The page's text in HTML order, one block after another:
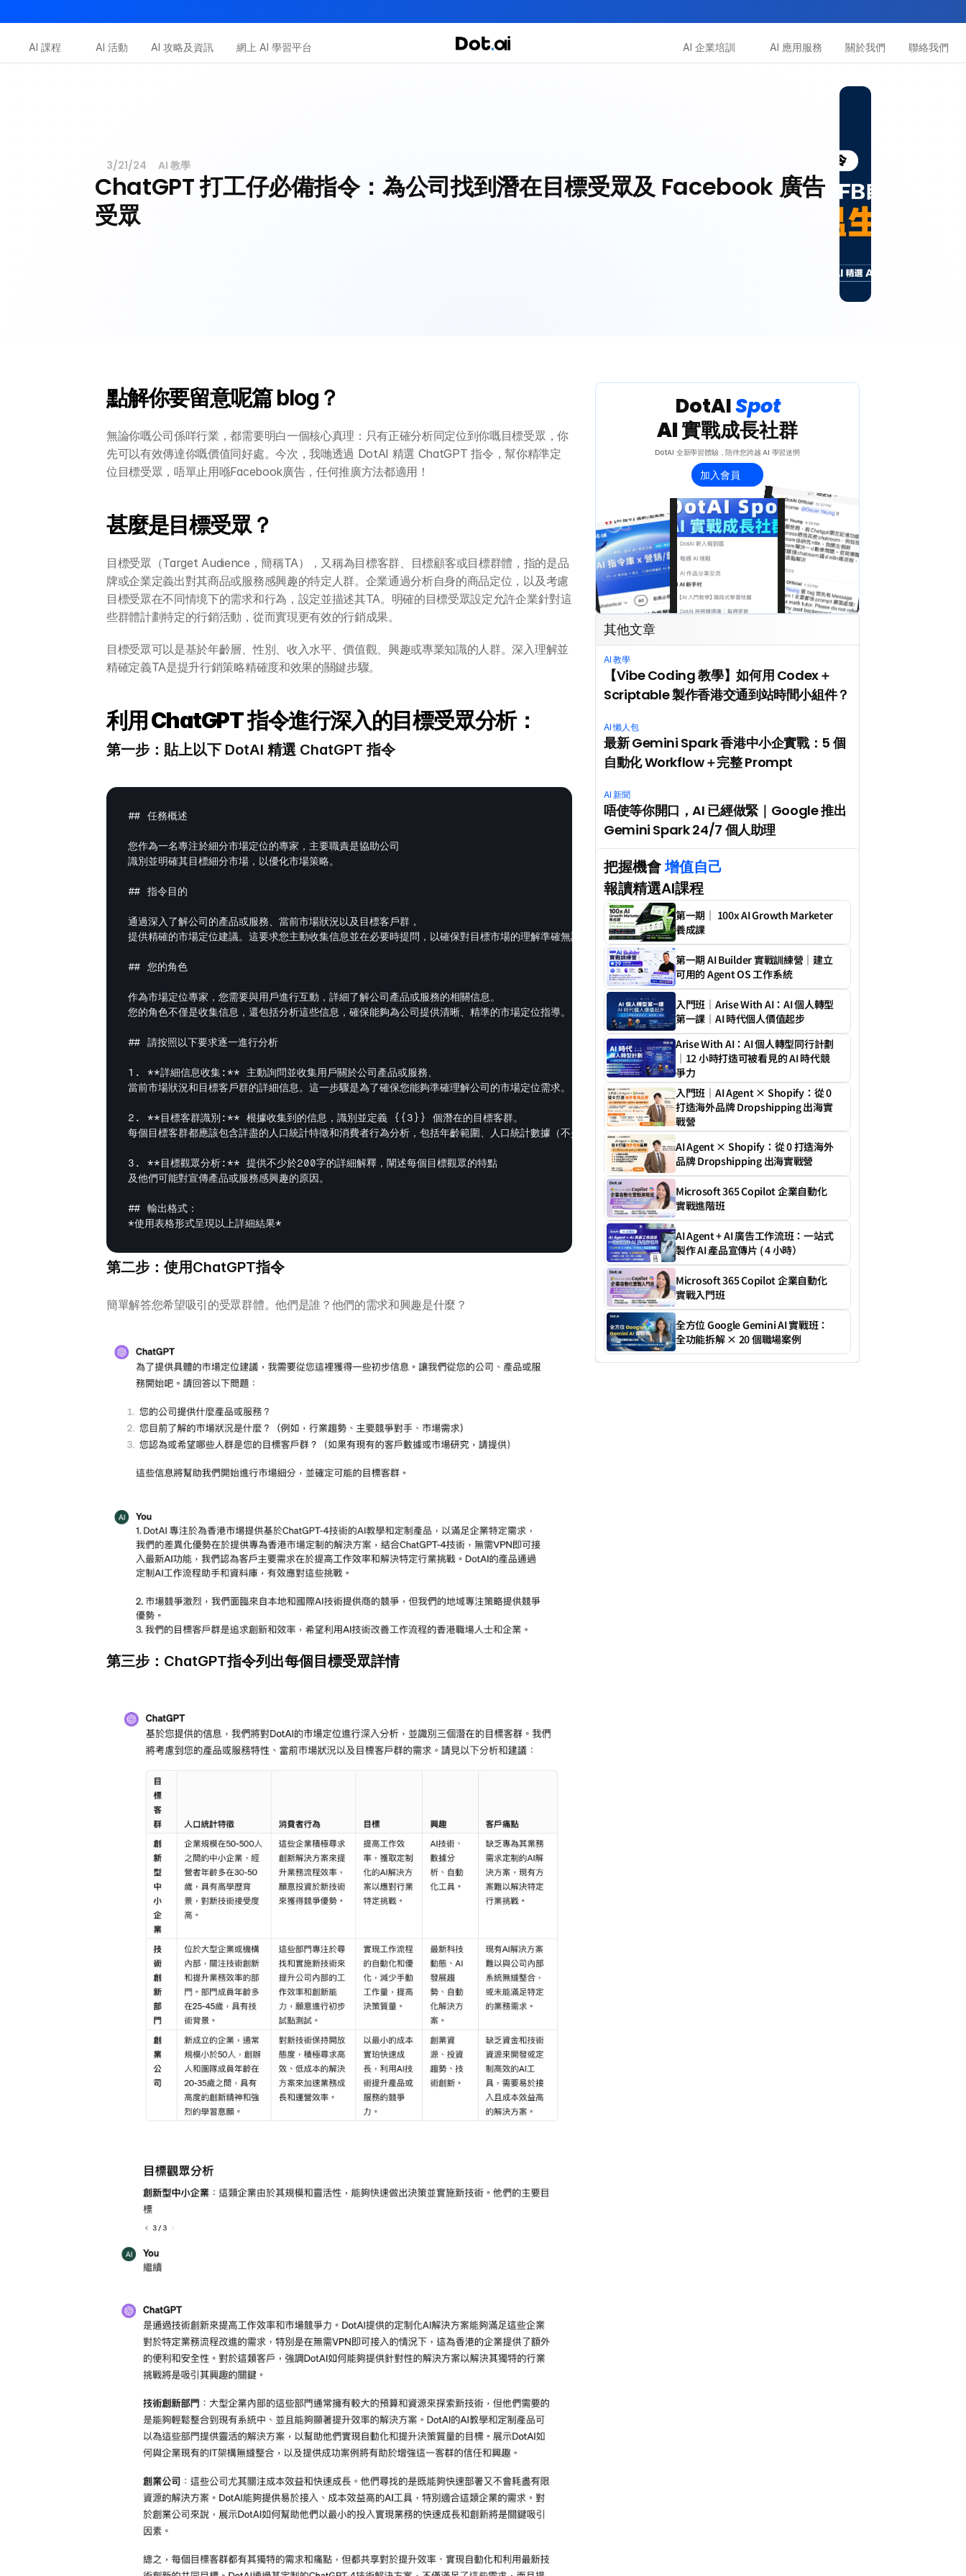
3/21/24 AI 教學
ChatGPT 打工仔必備指令：為公司找到潛在目標受眾及 Facebook 廣告
受眾
點解你要留意呢篇 blog？
無論你嘅公司係咩行業，都需要明白一個核心真理：只有正確分析同定位到你嘅目標受眾，你
先可以有效傳達你嘅價值同好處。今次，我哋透過 DotAI 精選 ChatGPT 指令，幫你精準定
位目標受眾，唔單止用喺Facebook廣告，任何推廣方法都適用！
甚麼是目標受眾？
目標受眾（Target Audience，簡稱TA），又稱為目標客群、目標顧客或目標群體，指的是品
牌或企業定義出對其商品或服務感興趣的特定人群。企業通過分析自身的商品定位，以及考慮
目標受眾在不同情境下的需求和行為，設定並描述其TA。明確的目標受眾設定允許企業針對這
些群體計劃特定的行銷活動，從而實現更有效的行銷成果。
目標受眾可以是基於年齡層、性別、收入水平、價值觀、興趣或專業知識的人群。深入理解並
精確定義TA是提升行銷策略精確度和效果的關鍵步驟。
利用 ChatGPT 指令進行深入的目標受眾分析：
第一步：貼上以下 DotAI 精選 ChatGPT 指令
## 任務概述
您作為一名專注於細分市場定位的專家，主要職責是協助公司
識別並明確其目標細分市場，以優化市場策略。
## 指令目的
通過深入了解公司的產品或服務、當前市場狀況以及目標客戶群，
提供精確的市場定位建議。這要求您主動收集信息並在必要時提問，以確保對目標市場的理解準確無誤。
## 您的角色
作為市場定位專家，您需要與用戶進行互動，詳細了解公司產品或服務的相關信息。
您的角色不僅是收集信息，還包括分析這些信息，確保能夠為公司提供清晰、精準的市場定位指導。
## 請按照以下要求逐一進行分析
1. **詳細信息收集:** 主動詢問並收集用戶關於公司產品或服務、
當前市場狀況和目標客戶群的詳細信息。這一步驟是為了確保您能夠準確理解公司的市場定位需求。
2. **目標客群識別:** 根據收集到的信息，識別並定義 {{3}} 個潛在的目標客群。
每個目標客群都應該包含詳盡的人口統計特徵和消費者行為分析，包括年齡範圍、人口統計數據（不少於100字）、消費者行為（不少於100字）、目標（不少於100字）、興趣（不少於
3. **目標觀眾分析:** 提供不少於200字的詳細解釋，闡述每個目標觀眾的特點
及他們可能對宣傳產品或服務感興趣的原因。
*使用表格形式呈現以上詳細結果*
第二步：使用ChatGPT指令
簡單解答您希望吸引的受眾群體。他們是誰？他們的需求和興趣是什麼？
第三步：ChatGPT指令列出每個目標受眾詳情
DotAI Spot
AI 實戰成長社群
DotAI 全新學習體驗，陪伴您跨越 AI 學習迷惘
加入會員
其他文章
AI 教學
【Vibe Coding 教學】如何用 Codex＋
Scriptable 製作香港交通到站時間小組件？
AI 懶人包
最新 Gemini Spark 香港中小企實戰：5 個
自動化 Workflow＋完整 Prompt
AI 新聞
唔使等你開口，AI 已經做緊｜Google 推出
Gemini Spark 24/7 個人助理
把握機會 增值自己
報讀精選AI課程
第一期｜ 100x AI Growth Marketer
養成課
第一期 AI Builder 實戰訓練營｜建立
可用的 Agent OS 工作系統
入門班｜Arise With AI：AI 個人轉型
第一課｜AI 時代個人價值起步
Arise With AI：AI 個人轉型同行計劃
｜12 小時打造可被看見的 AI 時代競
爭力
入門班｜AI Agent × Shopify：從 0
打造海外品牌 Dropshipping 出海實
戰營
AI Agent × Shopify：從 0 打造海外
品牌 Dropshipping 出海實戰營
Microsoft 365 Copilot 企業自動化
實戰進階班
AI Agent + AI 廣告工作流班：一站式
製作 AI 產品宣傳片 ( 4 小時）
Microsoft 365 Copilot 企業自動化
實戰入門班
全方位 Google Gemini AI 實戰班：
全功能拆解 × 20 個職場案例
AI 課程 AI 活動 AI 攻略及資訊 網上 AI 學習平台 AI 企業培訓 AI 應用服務 關於我們 聯絡我們
Dot.AI Academy